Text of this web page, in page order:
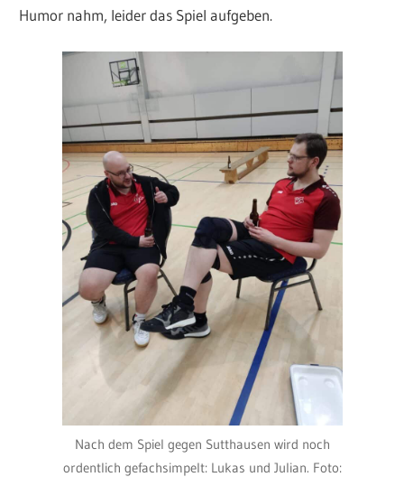
Humor nahm, leider das Spiel aufgeben.
Nach dem Spiel gegen Sutthausen wird noch
ordentlich gefachsimpelt: Lukas und Julian. Foto: